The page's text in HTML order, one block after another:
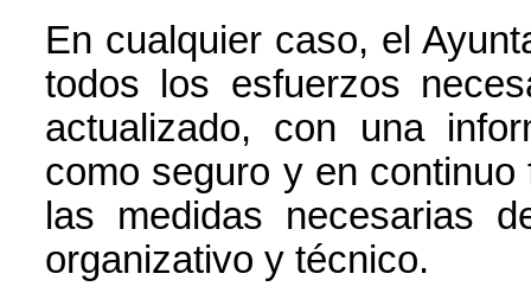
En cualquier caso, el
todos los esfuerzos
actualizado, con una
como seguro y en
las medidas necesarias
organizativo y técnico.